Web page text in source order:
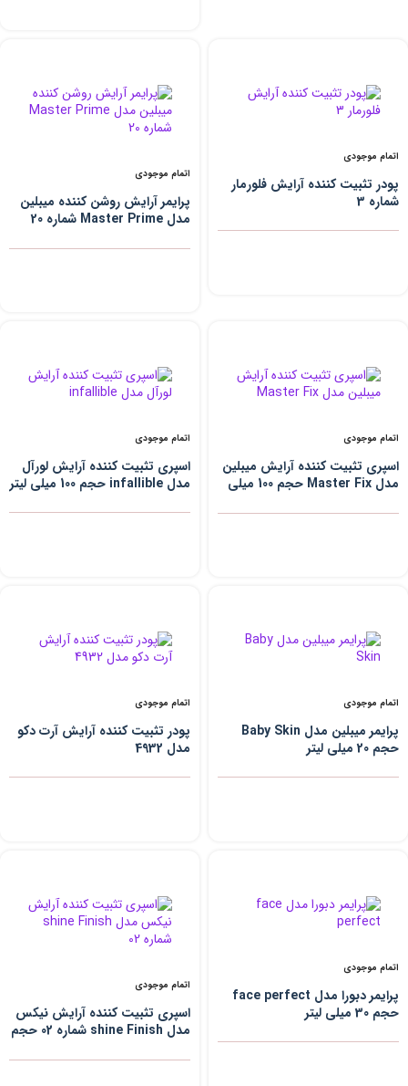
اتمام موجودی
پودر تثبیت کننده آرایش فلورمار
شماره 3
اتمام موجودی
پرایمر آرایش روشن کننده میبلین
مدل Master Prime شماره 20
اتمام موجودی
اسپری تثبیت کننده آرایش میبلین
مدل Master Fix حجم 100 میلی
اتمام موجودی
اسپری تثبیت کننده آرایش لورآل
مدل infallible حجم 100 میلی لیتر
اتمام موجودی
پرایمر میبلین مدل Baby Skin
حجم 20 میلی لیتر
اتمام موجودی
پودر تثبیت کننده آرایش آرت دکو
مدل 4932
اتمام موجودی
پرایمر دبورا مدل face perfect
حجم 30 میلی لیتر
اتمام موجودی
اسپری تثبیت کننده آرایش نیکس
مدل shine Finish شماره 02 حجم